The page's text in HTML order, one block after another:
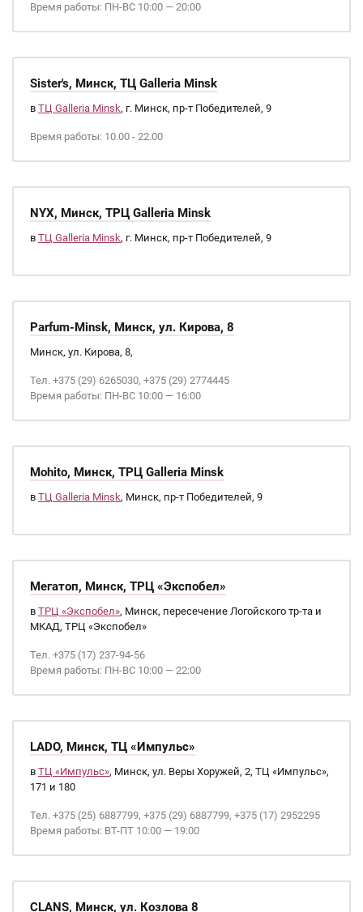
Время работы: ПН-ВС 10:00 — 20:00
Sister's, Минск, ТЦ Galleria Minsk
в ТЦ Galleria Minsk, г. Минск, пр-т Победителей, 9
Время работы: 10.00 - 22.00
NYX, Минск, ТРЦ Galleria Minsk
в ТЦ Galleria Minsk, г. Минск, пр-т Победителей, 9
Parfum-Minsk, Минск, ул. Кирова, 8
Минск, ул. Кирова, 8,
Тел. +375 (29) 6265030, +375 (29) 2774445
Время работы: ПН-ВС 10:00 — 16:00
Mohito, Минск, ТРЦ Galleria Minsk
в ТЦ Galleria Minsk, Минск, пр-т Победителей, 9
Мегатоп, Минск, ТРЦ «Экспобел»
в ТРЦ «Экспобел», Минск, пересечение Логойского тр-та и
МКАД, ТРЦ «Экспобел»
Тел. +375 (17) 237-94-56
Время работы: ПН-ВС 10:00 — 22:00
LADO, Минск, ТЦ «Импульс»
в ТЦ «Импульс», Минск, ул. Веры Хоружей, 2, ТЦ «Импульс»,
171 и 180
Тел. +375 (25) 6887799, +375 (29) 6887799, +375 (17) 2952295
Время работы: ВТ-ПТ 10:00 — 19:00
CLANS, Минск, ул. Козлова 8